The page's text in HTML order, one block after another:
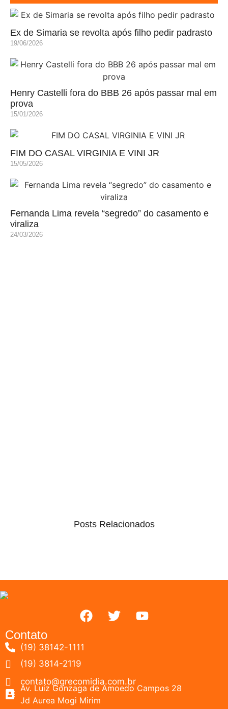
Ex de Simaria se revolta após filho pedir padrasto
19/06/2026
Henry Castelli fora do BBB 26 após passar mal em
prova
15/01/2026
FIM DO CASAL VIRGINIA E VINI JR
15/05/2026
Fernanda Lima revela “segredo” do casamento e
viraliza
24/03/2026
Posts Relacionados
Contato
(19) 38142-1111
(19) 3814-2119
contato@grecomidia.com.br
Av. Luiz Gonzaga de Amoedo Campos 28
Jd Aurea Mogi Mirim